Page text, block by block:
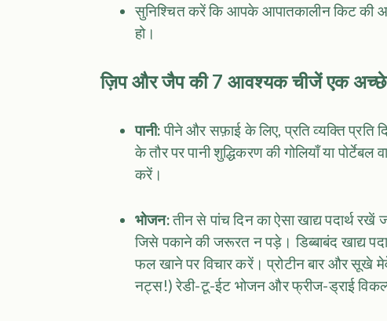
सुनिश्चित करें कि आपके आपातकालीन किट की
हो।
ज़िप और जैप की 7 आवश्यक चीजें एक अच्छे
पानी:पीने और सफ़ाई के लिए, प्रति व्यक्ति
के तौर पर पानी शुद्धिकरण की गोलियाँ या
करें।
भोजन:तीन से पांच दिन का ऐसा खाद्य पदार्थ रखें
जिसे पकाने की जरूरत न पड़े। डिब्बाबंद खाद्य
फल खाने पर विचार करें। प्रोटीन बार और सूखे
नट्स!) रेडी-टू-ईट भोजन और फ्रीज-ड्राई